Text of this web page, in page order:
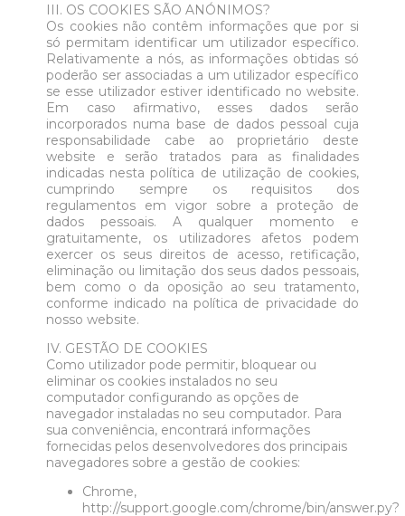
III. OS COOKIES SÃO ANÓNIMOS?
Os cookies não contêm informações que por si
só permitam identificar um utilizador específico.
Relativamente a nós, as informações obtidas só
poderão ser associadas a um utilizador específico
se esse utilizador estiver identificado no website.
Em caso afirmativo, esses dados serão
incorporados numa base de dados pessoal cuja
responsabilidade cabe ao proprietário deste
website e serão tratados para as finalidades
indicadas nesta política de utilização de cookies,
cumprindo sempre os requisitos dos
regulamentos em vigor sobre a proteção de
dados pessoais. A qualquer momento e
gratuitamente, os utilizadores afetos podem
exercer os seus direitos de acesso, retificação,
eliminação ou limitação dos seus dados pessoais,
bem como o da oposição ao seu tratamento,
conforme indicado na política de privacidade do
nosso website.
IV. GESTÃO DE COOKIES
Como utilizador pode permitir, bloquear ou
eliminar os cookies instalados no seu
computador configurando as opções de
navegador instaladas no seu computador. Para
sua conveniência, encontrará informações
fornecidas pelos desenvolvedores dos principais
navegadores sobre a gestão de cookies:
Chrome,
http://support.google.com/chrome/bin/answer.py?